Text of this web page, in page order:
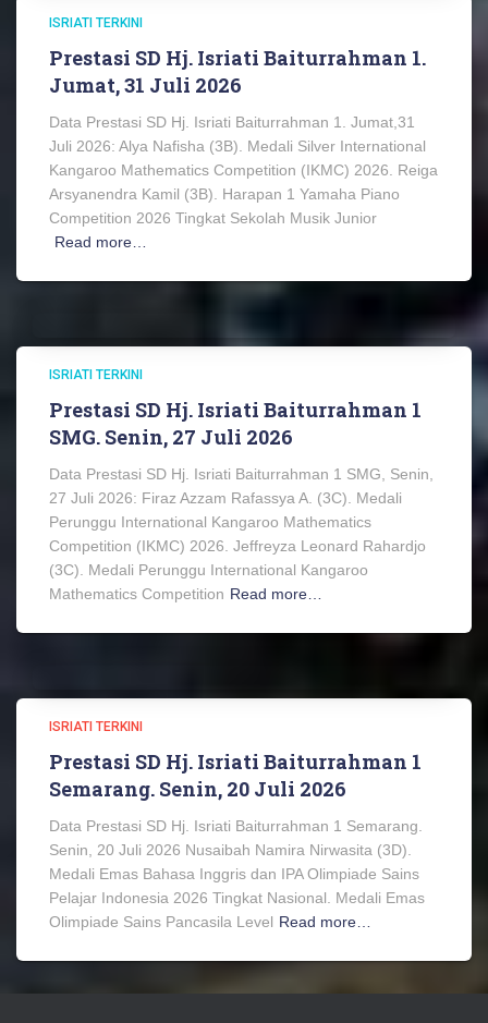
ISRIATI TERKINI
Prestasi SD Hj. Isriati Baiturrahman 1.
Jumat, 31 Juli 2026
Data Prestasi SD Hj. Isriati Baiturrahman 1. Jumat,31
Juli 2026: Alya Nafisha (3B). Medali Silver International
Kangaroo Mathematics Competition (IKMC) 2026. Reiga
Arsyanendra Kamil (3B). Harapan 1 Yamaha Piano
Competition 2026 Tingkat Sekolah Musik Junior
Read more…
ISRIATI TERKINI
Prestasi SD Hj. Isriati Baiturrahman 1
SMG. Senin, 27 Juli 2026
Data Prestasi SD Hj. Isriati Baiturrahman 1 SMG, Senin,
27 Juli 2026: Firaz Azzam Rafassya A. (3C). Medali
Perunggu International Kangaroo Mathematics
Competition (IKMC) 2026. Jeffreyza Leonard Rahardjo
(3C). Medali Perunggu International Kangaroo
Mathematics Competition Read more…
ISRIATI TERKINI
Prestasi SD Hj. Isriati Baiturrahman 1
Semarang. Senin, 20 Juli 2026
Data Prestasi SD Hj. Isriati Baiturrahman 1 Semarang.
Senin, 20 Juli 2026 Nusaibah Namira Nirwasita (3D).
Medali Emas Bahasa Inggris dan IPA Olimpiade Sains
Pelajar Indonesia 2026 Tingkat Nasional. Medali Emas
Olimpiade Sains Pancasila Level Read more…